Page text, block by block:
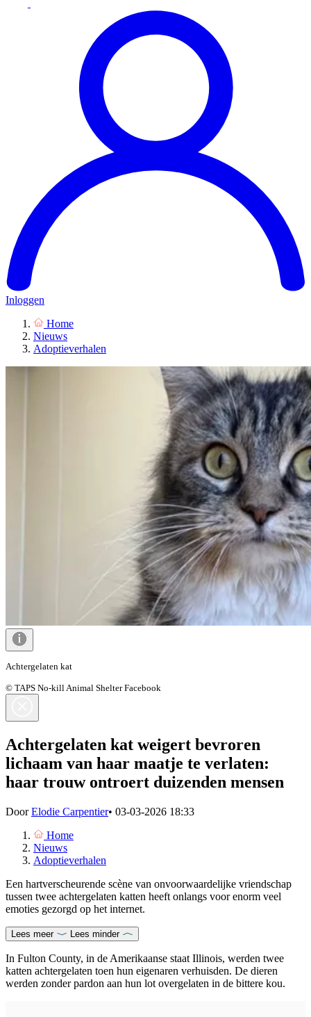
Inloggen
Home
Nieuws
Adoptieverhalen
Achtergelaten kat
© TAPS No-kill Animal Shelter Facebook
Achtergelaten kat weigert bevroren
lichaam van haar maatje te verlaten:
haar trouw ontroert duizenden mensen
DoorElodie Carpentier• 03-03-2026 18:33
Home
Nieuws
Adoptieverhalen
Een hartverscheurende scène van onvoorwaardelijke vriendschap
tussen twee achtergelaten katten heeft onlangs voor enorm veel
emoties gezorgd op het internet.
Lees meer Lees minder
In Fulton County, in de Amerikaanse staat Illinois, werden twee
katten achtergelaten toen hun eigenaren verhuisden. De dieren
werden zonder pardon aan hun lot overgelaten in de bittere kou.